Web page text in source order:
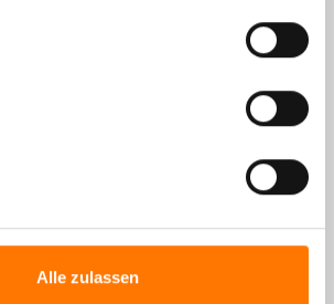
Alle zulassen
– dein digitaler Berater®!